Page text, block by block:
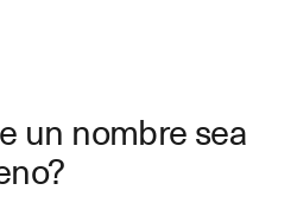
un nombre sea